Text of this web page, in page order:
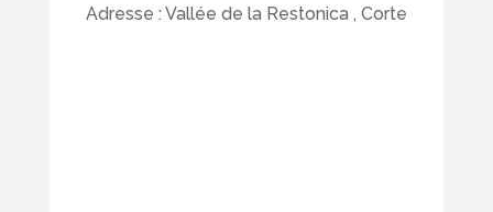
Adresse : Vallée de la Restonica , Corte